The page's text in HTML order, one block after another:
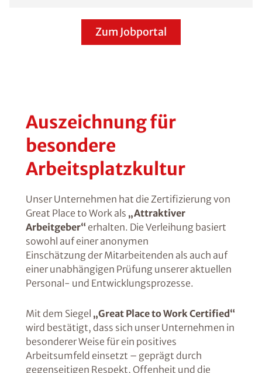
Zum Jobportal
Auszeichnung für
besondere
Arbeitsplatzkultur
Unser Unternehmen hat die Zertifizierung von
Great Place to Work als „Attraktiver
Arbeitgeber“erhalten. Die Verleihung basiert
sowohl auf einer anonymen
Einschätzung der Mitarbeitenden als auch auf
einer unabhängigen Prüfung unserer aktuellen
Personal- und Entwicklungsprozesse.
Mit dem Siegel „Great Place to Work Certified“
wird bestätigt, dass sich unser Unternehmen in
besonderer Weise für ein positives
Arbeitsumfeld einsetzt – geprägt durch
gegenseitigen Respekt, Offenheit und die